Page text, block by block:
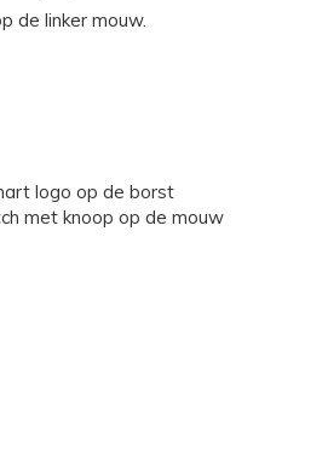
de linker mouw.
logo op de borst
met knoop op de mouw